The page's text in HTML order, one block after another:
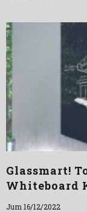
Glassmart!
Whiteboard
Jum 16/12/2022